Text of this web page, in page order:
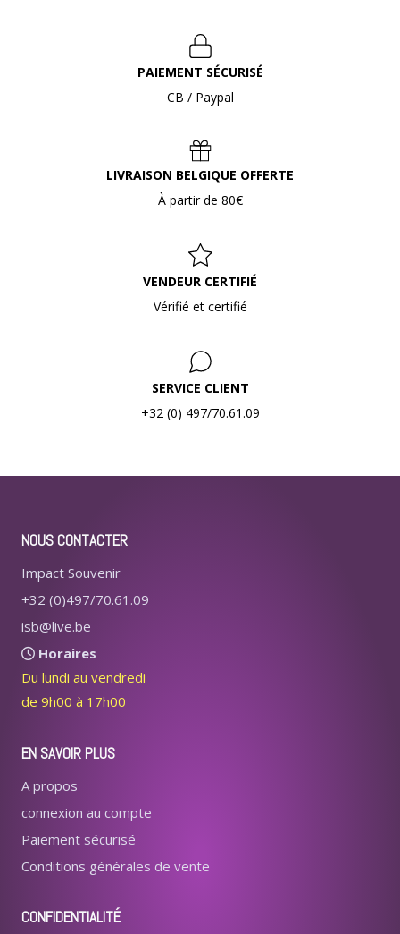
PAIEMENT SÉCURISÉ
CB / Paypal
LIVRAISON BELGIQUE OFFERTE
À partir de 80€
VENDEUR CERTIFIÉ
Vérifié et certifié
SERVICE CLIENT
+32 (0) 497/70.61.09
NOUS CONTACTER
Impact Souvenir
+32 (0)497/70.61.09
isb@live.be
Horaires
Du lundi au vendredi
de 9h00 à 17h00
EN SAVOIR PLUS
A propos
connexion au compte
Paiement sécurisé
Conditions générales de vente
CONFIDENTIALITÉ